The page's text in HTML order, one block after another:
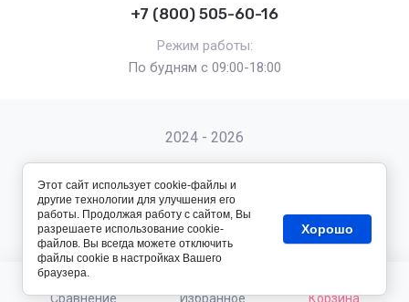
Сравнение Избранное Корзина
+7 (800) 505-60-16
Режим работы:
По будням с 09:00-18:00
2024 - 2026
Megagroup.ru
Этот сайт использует cookie-файлы и
другие технологии для улучшения его
работы. Продолжая работу с сайтом, Вы
разрешаете использование cookie-
файлов. Вы всегда можете отключить
файлы cookie в настройках Вашего
браузера.
Хорошо